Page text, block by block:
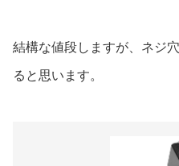
結構な値段しますが、ネジ
ると思います。